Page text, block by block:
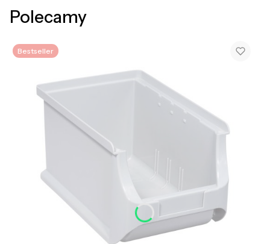
Polecamy
Bestseller